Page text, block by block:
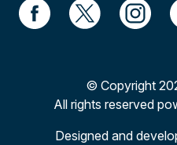
© Copyright
All rights reserved
Designed and